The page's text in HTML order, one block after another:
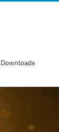
Downloads